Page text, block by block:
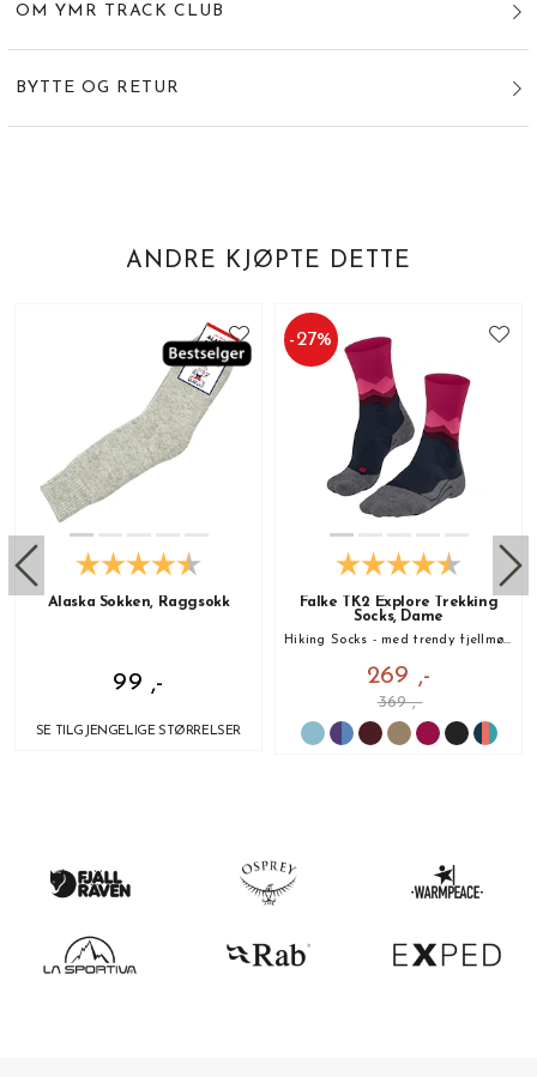
OM YMR TRACK CLUB
BYTTE OG RETUR
ANDRE KJØPTE DETTE
Alaska Sokken, Raggsokk
99 ,-
SE TILGJENGELIGE STØRRELSER
-27%
Falke TK2 Explore Trekking
Socks, Dame
Hiking Socks - med trendy fjellmønster!
269 ,-
369 ,-